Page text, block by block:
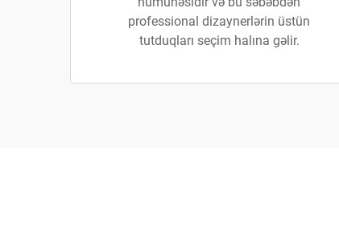
professional dizaynerlərin üstün
tutduqları seçim halına gəlir.